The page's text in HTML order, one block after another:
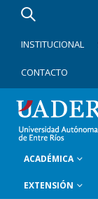
INSTITUCIONAL
CONTACTO
ACADÉMICA
EXTENSIÓN